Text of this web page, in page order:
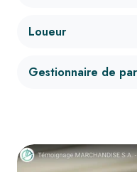
Loueur
Gestionnaire de